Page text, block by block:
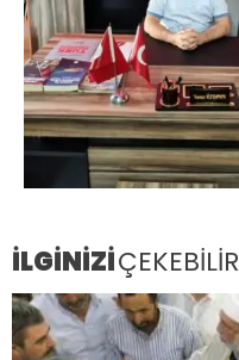
İLGİNİZİÇEKEBİLİR